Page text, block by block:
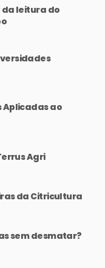
da leitura do
Aplicadas ao
Agri
da Citricultura
sem desmatar?